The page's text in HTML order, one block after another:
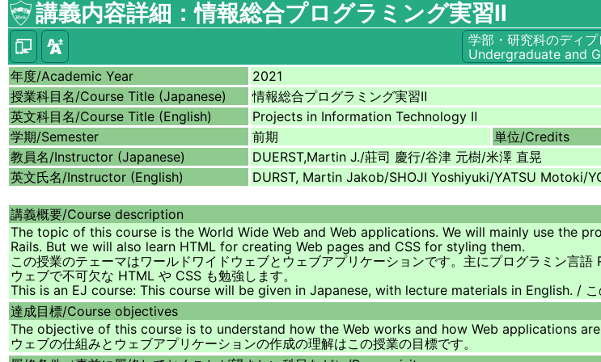
講義内容詳細：情報総合プログラミング実習Ⅱ
学部・研究科のディ
Undergraduate and
年度/Academic Year
2021
授業科目名/Course Title (Japanese)
情報総合プログラミング実習Ⅱ
英文科目名/Course Title (English)
Projects in Information Technology Ⅱ
学期/Semester 前期 単位/Credits
教員名/Instructor (Japanese)
DUERST,Martin J./莊司 慶行/谷津 元樹/米澤 直晃
英文氏名/Instructor (English) DURST, Martin Jakob/SHOJI Yoshiyuki/YATSU Motoki/
講義概要/Course description
The topic of this course is the World Wide Web and Web applications. We will mainly use the
Rails. But we will also learn HTML for creating Web pages and CSS for styling them.
この授業のテェーマはワールドワイドウェブとウェブアプリケーションです。主にプログラミン言
ウェブで不可欠な HTML や CSS も勉強します。
This is an EJ course: This course will be given in Japanese, with lecture materials in English. / こ
達成目標/Course objectives
The objective of this course is to understand how the Web works and how Web applications
ウェブの仕組みとウェブアプリケーションの作成の理解はこの授業の目標です。